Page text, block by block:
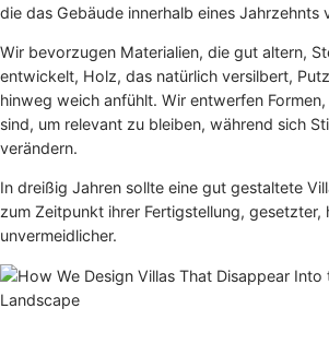
die das Gebäude innerhalb eines Jahrzehnts
Wir bevorzugen Materialien, die gut altern,
entwickelt, Holz, das natürlich versilbert,
hinweg weich anfühlt. Wir entwerfen
sind, um relevant zu bleiben, während sich
verändern.
In dreißig Jahren sollte eine gut gestaltete
zum Zeitpunkt ihrer Fertigstellung, gesetzter,
unvermeidlicher.